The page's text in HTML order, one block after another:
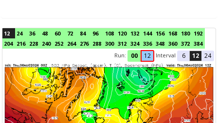
12 24 36 48 60 72 84 96 108 120 132 144 156 168 180 192
204 216 228 240 252 264 276 288 300 312 324 336 348 360 372 384
Run:
00 12 Interval 6 12 24